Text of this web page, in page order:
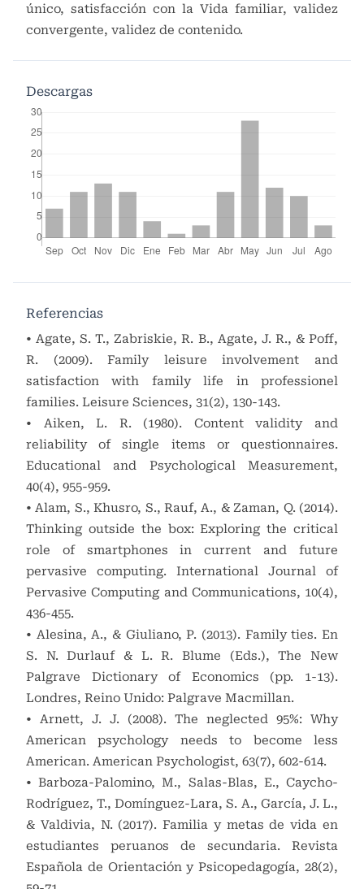
único, satisfacción con la Vida familiar, validez
convergente, validez de contenido.
Descargas
Referencias
• Agate, S. T., Zabriskie, R. B., Agate, J. R., & Poff,
R. (2009). Family leisure involvement and
satisfaction with family life in professionel
families. Leisure Sciences, 31(2), 130-143.
• Aiken, L. R. (1980). Content validity and
reliability of single items or questionnaires.
Educational and Psychological Measurement,
40(4), 955-959.
• Alam, S., Khusro, S., Rauf, A., & Zaman, Q. (2014).
Thinking outside the box: Exploring the critical
role of smartphones in current and future
pervasive computing. International Journal of
Pervasive Computing and Communications, 10(4),
436-455.
• Alesina, A., & Giuliano, P. (2013). Family ties. En
S. N. Durlauf & L. R. Blume (Eds.), The New
Palgrave Dictionary of Economics (pp. 1-13).
Londres, Reino Unido: Palgrave Macmillan.
• Arnett, J. J. (2008). The neglected 95%: Why
American psychology needs to become less
American. American Psychologist, 63(7), 602-614.
• Barboza-Palomino, M., Salas-Blas, E., Caycho-
Rodríguez, T., Domínguez-Lara, S. A., García, J. L.,
& Valdivia, N. (2017). Familia y metas de vida en
estudiantes peruanos de secundaria. Revista
Española de Orientación y Psicopedagogía, 28(2),